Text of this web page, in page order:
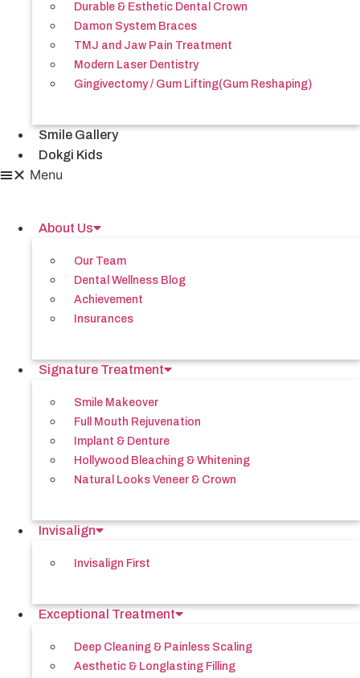
Durable & Esthetic Dental Crown
Damon System Braces
TMJ and Jaw Pain Treatment
Modern Laser Dentistry
Gingivectomy / Gum Lifting(Gum Reshaping)
Smile Gallery
Dokgi Kids
Menu
About Us
Our Team
Dental Wellness Blog
Achievement
Insurances
Signature Treatment
Smile Makeover
Full Mouth Rejuvenation
Implant & Denture
Hollywood Bleaching & Whitening
Natural Looks Veneer & Crown
Invisalign
Invisalign First
Exceptional Treatment
Deep Cleaning & Painless Scaling
Aesthetic & Longlasting Filling